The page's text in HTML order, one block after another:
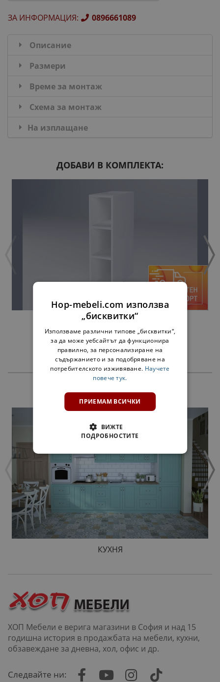
ЗА ИНФОРМАЦИЯ: 0896661089
Описание
Размери
Време за монтаж
Схема за монтаж
На изплащане
ДОБАВИ В КОМПЛЕКТА:
ДОЛНА ЕТАЖЕРКА МИЛАНА Н20П БЯЛА
34,00 € 66,50 лв.
ПРОДУКТИ
КУХНЯ
ХОП Мебели е верига магазини в София и над 15
годишна история в продажбата на мебели, кухни,
обзавеждане за дневна, хол, офис и др.
Следвайте ни:
Hop-mebeli.com използва
„бисквитки“
Използваме различни типове „бисквитки“,
за да може уебсайтът да функционира
правилно, за персонализиране на
съдържанието и за подобряване на
потребителското изживяване. Научете
повече тук.
ПРИЕМАМ ВСИЧКИ
ВИЖТЕ
ПОДРОБНОСТИТЕ